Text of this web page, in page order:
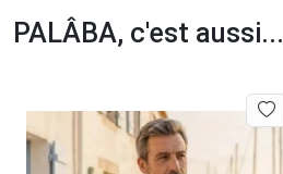
PALÂBA, c'est aussi...